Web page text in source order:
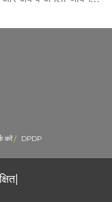
करें DPDP